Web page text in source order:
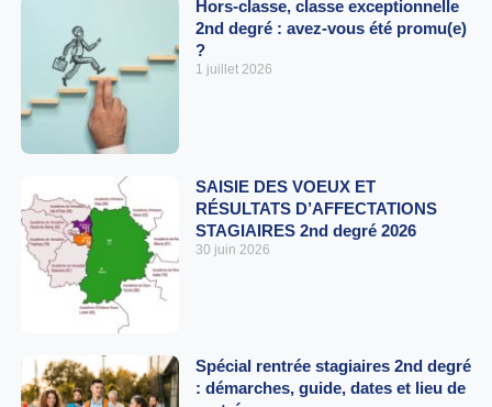
Hors-classe, classe exceptionnelle
2nd degré : avez-vous été promu(e)
?
1 juillet 2026
SAISIE DES VOEUX ET
RÉSULTATS D’AFFECTATIONS
STAGIAIRES 2nd degré 2026
30 juin 2026
Spécial rentrée stagiaires 2nd degré
: démarches, guide, dates et lieu de